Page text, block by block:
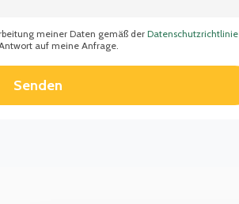
meiner Daten gemäß derDatenschutzrichtlinie
auf meine Anfrage.
Senden